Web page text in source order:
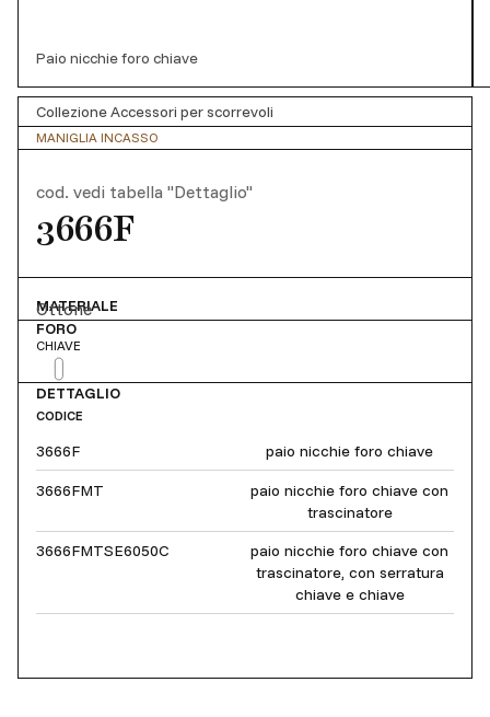
Paio nicchie foro chiave
Collezione Accessori per scorrevoli
MANIGLIA INCASSO
cod. vedi tabella "Dettaglio"
3666F
MATERIALE
Ottone
FORO
CHIAVE
DETTAGLIO
CODICE
3666F
paio nicchie foro chiave
3666FMT
paio nicchie foro chiave con
trascinatore
3666FMTSE6050C
paio nicchie foro chiave con
trascinatore, con serratura
chiave e chiave